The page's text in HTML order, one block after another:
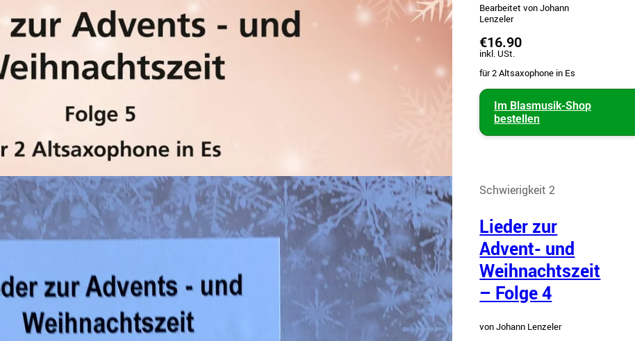
Bearbeitet von Johann
Lenzeler
€16.90
inkl. USt.
für 2 Altsaxophone in Es
Im Blasmusik-Shop
bestellen
Schwierigkeit 2
Lieder zur
Advent- und
Weihnachtszeit
– Folge 4
von Johann Lenzeler